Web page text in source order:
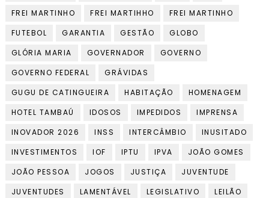
FREI MARTINHO
FREI MARTIHHO
FREI MARTINHO
FUTEBOL
GARANTIA GESTÃO
GLOBO
GLÓRIA MARIA
GOVERNADOR
GOVERNO
GOVERNO FEDERAL
GRÁVIDAS
GUGU DE CATINGUEIRA
HABITAÇÃO
HOMENAGEM
HOTEL TAMBAÚ
IDOSOS IMPEDIDOS
IMPRENSA
INOVADOR 2026
INSS INTERCÂMBIO
INUSITADO
INVESTIMENTOS
IOF IPTU IPVA
JOÃO GOMES
JOÃO PESSOA
JOGOS JUSTIÇA
JUVENTUDE
JUVENTUDES
LAMENTÁVEL LEGISLATIVO
LEILÃO